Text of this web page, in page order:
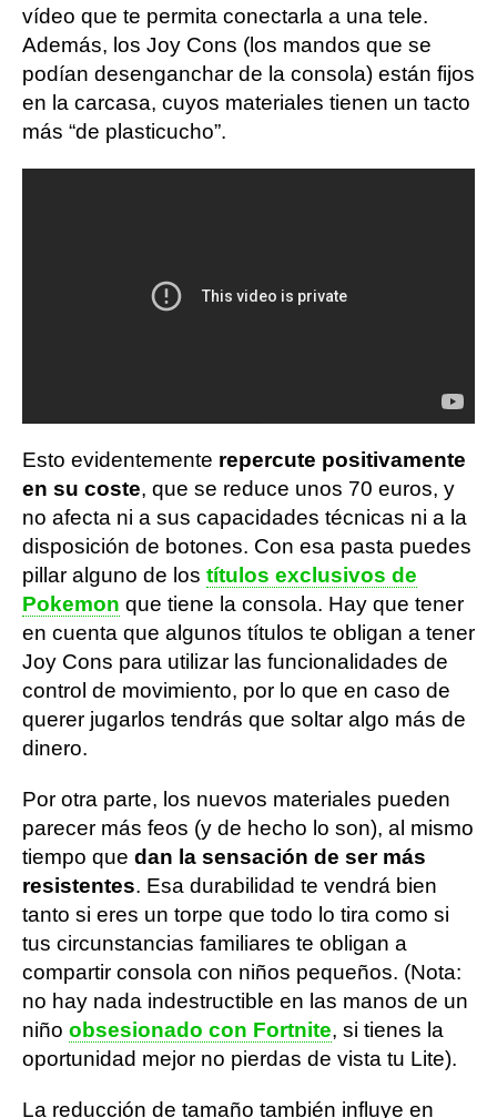
vídeo que te permita conectarla a una tele.
Además, los Joy Cons (los mandos que se
podían desenganchar de la consola) están fijos
en la carcasa, cuyos materiales tienen un tacto
más “de plasticucho”.
Esto evidentemente repercute positivamente
en su coste, que se reduce unos 70 euros, y
no afecta ni a sus capacidades técnicas ni a la
disposición de botones. Con esa pasta puedes
pillar alguno de los títulos exclusivos de
Pokemon que tiene la consola. Hay que tener
en cuenta que algunos títulos te obligan a tener
Joy Cons para utilizar las funcionalidades de
control de movimiento, por lo que en caso de
querer jugarlos tendrás que soltar algo más de
dinero.
Por otra parte, los nuevos materiales pueden
parecer más feos (y de hecho lo son), al mismo
tiempo que dan la sensación de ser más
resistentes. Esa durabilidad te vendrá bien
tanto si eres un torpe que todo lo tira como si
tus circunstancias familiares te obligan a
compartir consola con niños pequeños. (Nota:
no hay nada indestructible en las manos de un
niño obsesionado con Fortnite, si tienes la
oportunidad mejor no pierdas de vista tu Lite).
La reducción de tamaño también influye en